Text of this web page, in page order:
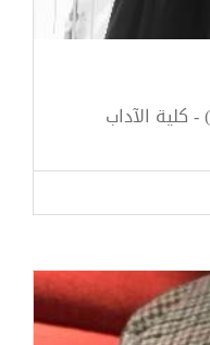
- كلية الآداب